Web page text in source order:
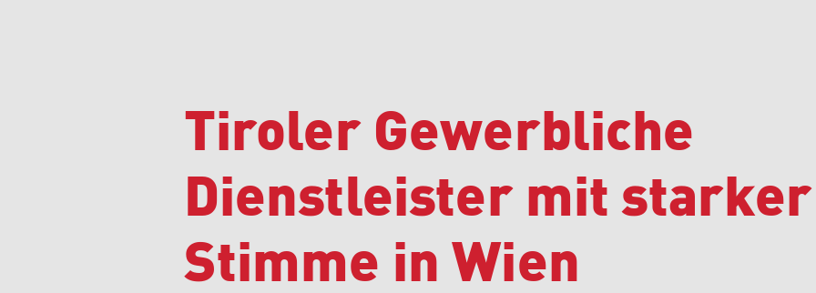
Tiroler Gewerbliche
Dienstleister mit starker
Stimme in Wien